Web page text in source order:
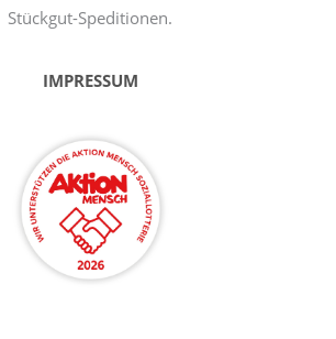
Stückgut-Speditionen.
IMPRESSUM